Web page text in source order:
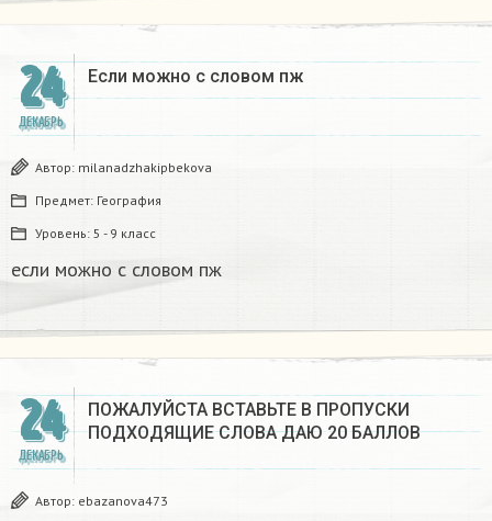
24
ДЕКАБРЬ
Если можно с словом пж​
Автор: milanadzhakipbekova
Предмет: География
Уровень: 5 - 9 класс
если можно с словом пж​
24
ДЕКАБРЬ
ПОЖАЛУЙСТА ВСТАВЬТЕ В ПРОПУСКИ
ПОДХОДЯЩИЕ СЛОВА ДАЮ 20 БАЛЛОВ​
Автор: ebazanova473